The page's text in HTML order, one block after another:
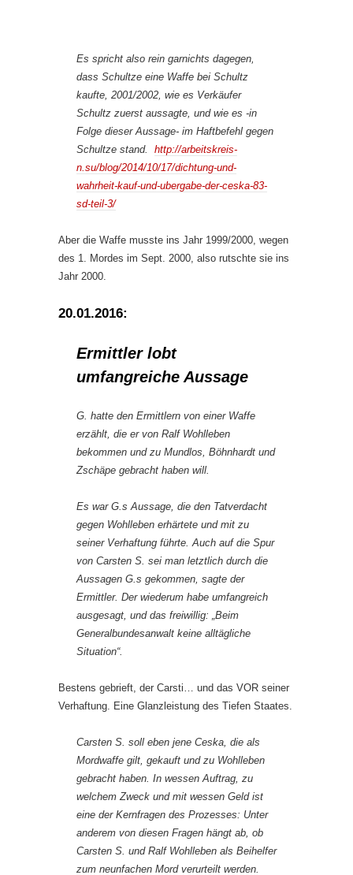
Es spricht also rein garnichts dagegen,
dass Schultze eine Waffe bei Schultz
kaufte, 2001/2002, wie es Verkäufer
Schultz zuerst aussagte, und wie es -in
Folge dieser Aussage- im Haftbefehl gegen
Schultze stand. http://arbeitskreis-
n.su/blog/2014/10/17/dichtung-und-
wahrheit-kauf-und-ubergabe-der-ceska-83-
sd-teil-3/
Aber die Waffe musste ins Jahr 1999/2000, wegen
des 1. Mordes im Sept. 2000, also rutschte sie ins
Jahr 2000.
20.01.2016:
Ermittler lobt
umfangreiche Aussage
G. hatte den Ermittlern von einer Waffe
erzählt, die er von Ralf Wohlleben
bekommen und zu Mundlos, Böhnhardt und
Zschäpe gebracht haben will.
Es war G.s Aussage, die den Tatverdacht
gegen Wohlleben erhärtete und mit zu
seiner Verhaftung führte. Auch auf die Spur
von Carsten S. sei man letztlich durch die
Aussagen G.s gekommen, sagte der
Ermittler. Der wiederum habe umfangreich
ausgesagt, und das freiwillig: „Beim
Generalbundesanwalt keine alltägliche
Situation“.
Bestens gebrieft, der Carsti… und das VOR seiner
Verhaftung. Eine Glanzleistung des Tiefen Staates.
Carsten S. soll eben jene Ceska, die als
Mordwaffe gilt, gekauft und zu Wohlleben
gebracht haben. In wessen Auftrag, zu
welchem Zweck und mit wessen Geld ist
eine der Kernfragen des Prozesses: Unter
anderem von diesen Fragen hängt ab, ob
Carsten S. und Ralf Wohlleben als Beihelfer
zum neunfachen Mord verurteilt werden.